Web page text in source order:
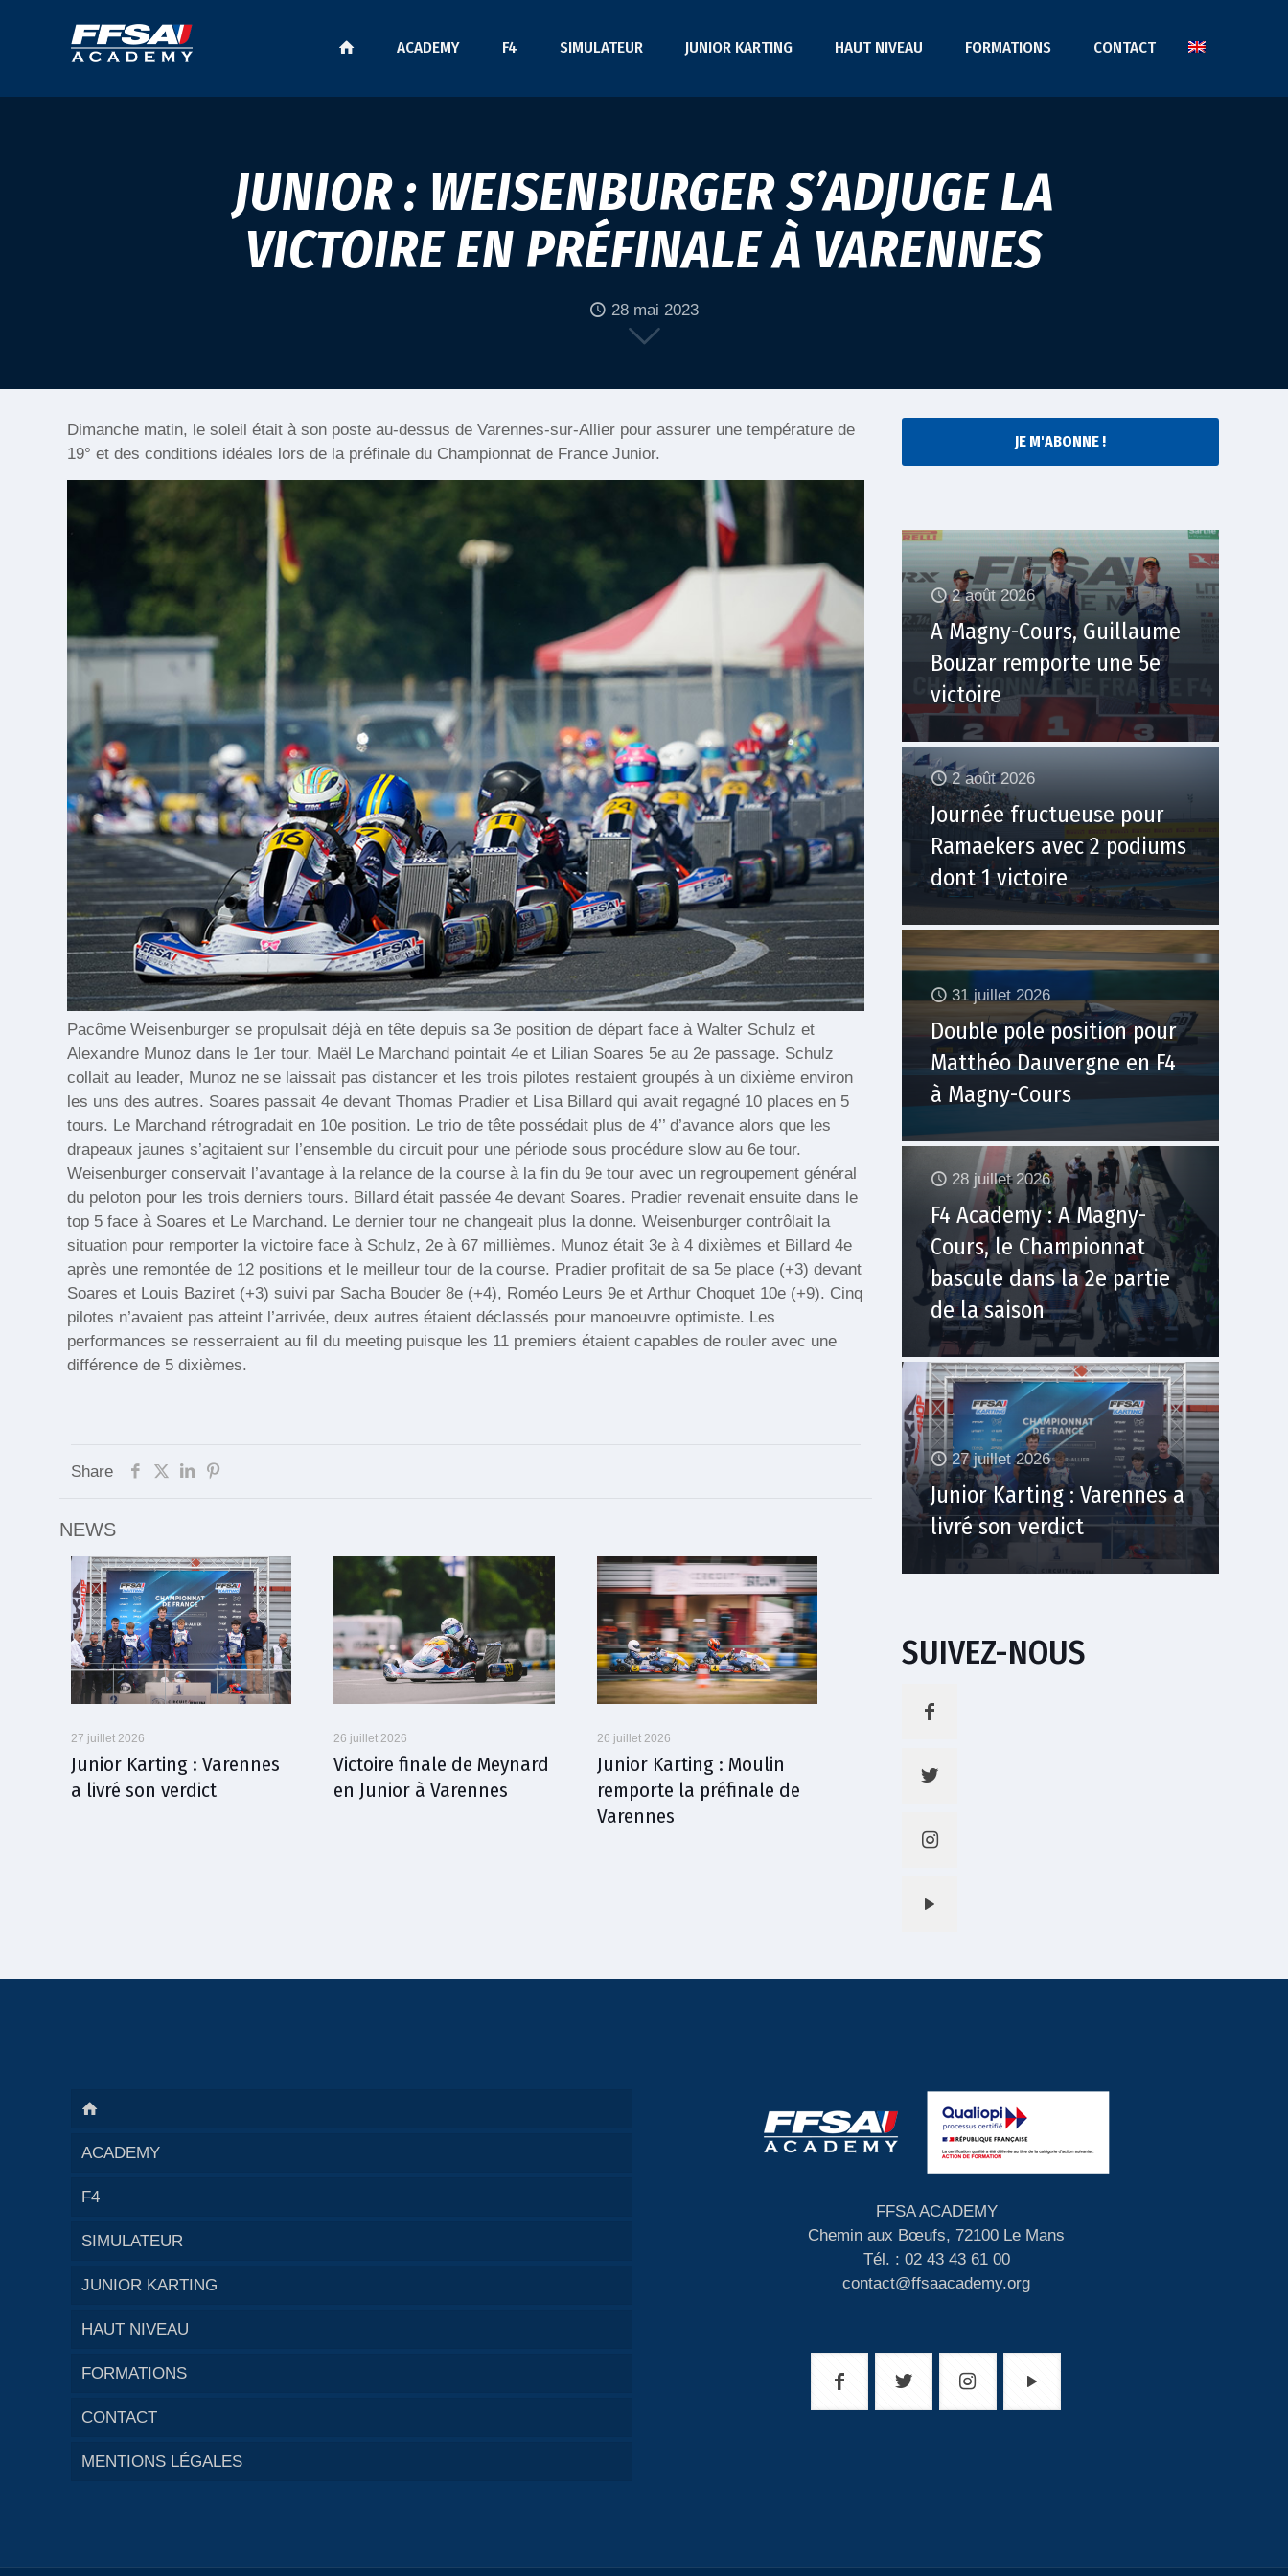
ACADEMY F4 SIMULATEUR JUNIOR KARTING HAUT NIVEAU FORMATIONS CONTACT
JUNIOR : WEISENBURGER S’ADJUGE LA
VICTOIRE EN PRÉFINALE À VARENNES
28 mai 2023
Dimanche matin, le soleil était à son poste au-dessus de Varennes-sur-Allier pour assurer une température de
19° et des conditions idéales lors de la préfinale du Championnat de France Junior.
Pacôme Weisenburger se propulsait déjà en tête depuis sa 3e position de départ face à Walter Schulz et
Alexandre Munoz dans le 1er tour. Maël Le Marchand pointait 4e et Lilian Soares 5e au 2e passage. Schulz
collait au leader, Munoz ne se laissait pas distancer et les trois pilotes restaient groupés à un dixième environ
les uns des autres. Soares passait 4e devant Thomas Pradier et Lisa Billard qui avait regagné 10 places en 5
tours. Le Marchand rétrogradait en 10e position. Le trio de tête possédait plus de 4’’ d’avance alors que les
drapeaux jaunes s’agitaient sur l’ensemble du circuit pour une période sous procédure slow au 6e tour.
Weisenburger conservait l’avantage à la relance de la course à la fin du 9e tour avec un regroupement général
du peloton pour les trois derniers tours. Billard était passée 4e devant Soares. Pradier revenait ensuite dans le
top 5 face à Soares et Le Marchand. Le dernier tour ne changeait plus la donne. Weisenburger contrôlait la
situation pour remporter la victoire face à Schulz, 2e à 67 millièmes. Munoz était 3e à 4 dixièmes et Billard 4e
après une remontée de 12 positions et le meilleur tour de la course. Pradier profitait de sa 5e place (+3) devant
Soares et Louis Baziret (+3) suivi par Sacha Bouder 8e (+4), Roméo Leurs 9e et Arthur Choquet 10e (+9). Cinq
pilotes n’avaient pas atteint l’arrivée, deux autres étaient déclassés pour manoeuvre optimiste. Les
performances se resserraient au fil du meeting puisque les 11 premiers étaient capables de rouler avec une
différence de 5 dixièmes.
Share
NEWS
27 juillet 2026
Junior Karting : Varennes
a livré son verdict
26 juillet 2026
Victoire finale de Meynard
en Junior à Varennes
26 juillet 2026
Junior Karting : Moulin
remporte la préfinale de
Varennes
JE M'ABONNE !
2 août 2026
A Magny-Cours, Guillaume
Bouzar remporte une 5e
victoire
2 août 2026
Journée fructueuse pour
Ramaekers avec 2 podiums
dont 1 victoire
31 juillet 2026
Double pole position pour
Matthéo Dauvergne en F4
à Magny-Cours
28 juillet 2026
F4 Academy : A Magny-
Cours, le Championnat
bascule dans la 2e partie
de la saison
27 juillet 2026
Junior Karting : Varennes a
livré son verdict
SUIVEZ-NOUS
ACADEMY
F4
SIMULATEUR
JUNIOR KARTING
HAUT NIVEAU
FORMATIONS
CONTACT
MENTIONS LÉGALES
FFSA ACADEMY
Chemin aux Bœufs, 72100 Le Mans
Tél. : 02 43 43 61 00
contact@ffsaacademy.org